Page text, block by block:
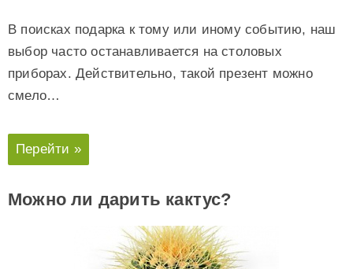
В поисках подарка к тому или иному событию, наш
выбор часто останавливается на столовых
приборах. Действительно, такой презент можно
смело…
Перейти »
Можно ли дарить кактус?